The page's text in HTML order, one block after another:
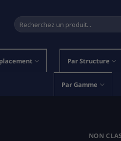
Recherche
pour :
Par Structure
Par Gamme
NON